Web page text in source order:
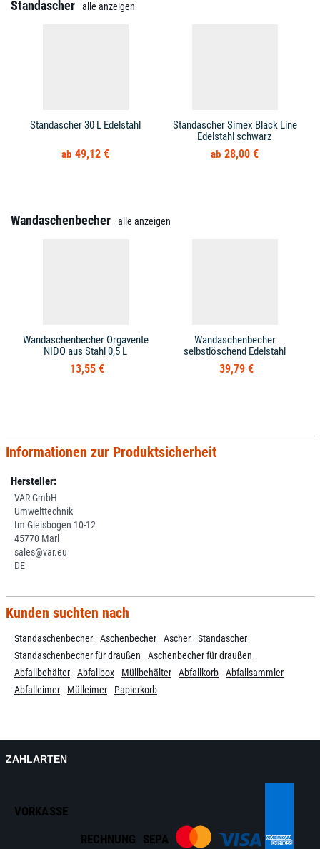
Standascher alle anzeigen
Standascher 30 L Edelstahl
49,12 €
Standascher Simex Black Line
Edelstahl schwarz
28,00 €
Wandaschenbecher alle anzeigen
Wandaschenbecher Orgavente
NIDO aus Stahl 0,5 L
13,55 €
Wandaschenbecher
selbstlöschend Edelstahl
39,79 €
Informationen zur Produktsicherheit
Hersteller:
VAR GmbH
Umwelttechnik
Im Gleisbogen 10-12
45770 Marl
sales@var.eu
DE
Kunden suchten nach
Standaschenbecher Aschenbecher Ascher
Standascher
Standaschenbecher für draußen
Aschenbecher für draußen
Abfallbehälter
Abfallbox Müllbehälter Abfallkorb
Abfallsammler
Abfalleimer
Mülleimer Papierkorb
ZAHLARTEN
VORKASSE
RECHNUNG SEPA